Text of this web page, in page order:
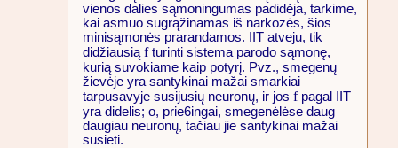
vienos dalies sąmoningumas padidėja, tarkime,
kai asmuo sugrąžinamas iš narkozės, šios
minisąmonės prarandamos. IIT atveju, tik
didžiausią fturinti sistema parodo sąmonę,
kurią suvokiame kaip potyrį. Pvz., smegenų
žievėje yra santykinai mažai smarkiai
tarpusavyje susijusių neuronų, ir jos fpagal IIT
yra didelis; o, prie6ingai, smegenėlėse daug
daugiau neuronų, tačiau jie santykinai mažai
susieti.